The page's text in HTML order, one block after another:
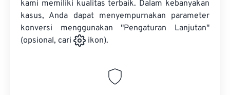
kami memiliki kualitas terbaik. Dalam kebanyakan
kasus, Anda dapat menyempurnakan parameter
konversi menggunakan "Pengaturan Lanjutan"
(opsional, cari
ikon).